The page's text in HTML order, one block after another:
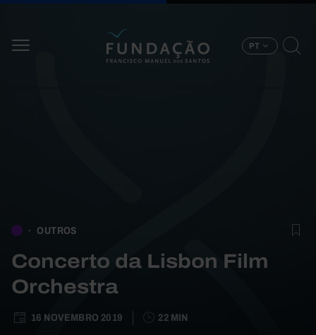
PT
OUTROS
Concerto da Lisbon Film
Orchestra
16 NOVEMBRO 2019 22 MIN